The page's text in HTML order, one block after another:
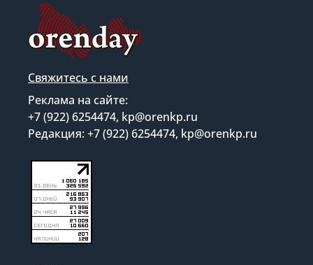
Свяжитесь с нами
Реклама на сайте:
+7 (922) 6254474, kp@orenkp.ru
Редакция: +7 (922) 6254474, kp@orenkp.ru